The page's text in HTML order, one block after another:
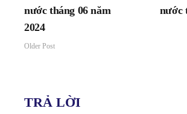
nước tháng 06 năm
2024
Older Post
nước
TRẢ LỜI